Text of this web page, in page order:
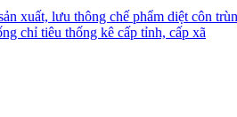
xuất, lưu thông chế phẩm diệt côn
chỉ tiêu thống kê cấp tỉnh, cấp xã